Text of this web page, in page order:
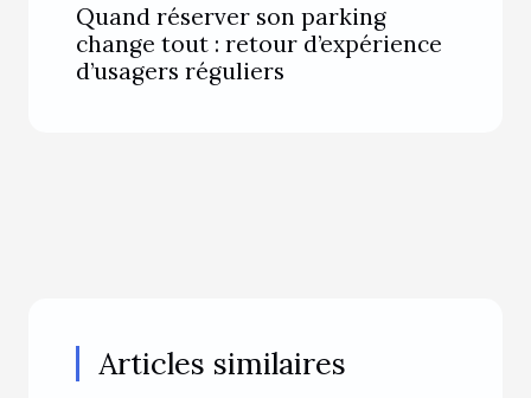
Quand réserver son parking
change tout : retour d’expérience
d’usagers réguliers
Articles similaires